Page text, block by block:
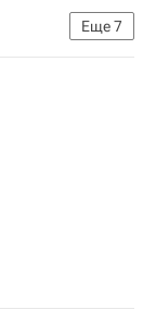
Еще7